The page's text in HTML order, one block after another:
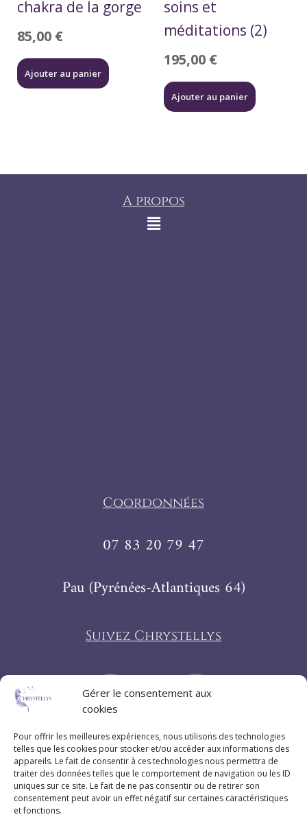
Gérer le consentement aux
cookies
Pour offrir les meilleures expériences, nous utilisons des technologies
telles que les cookies pour stocker et/ou accéder aux informations des
appareils. Le fait de consentir à ces technologies nous permettra de
traiter des données telles que le comportement de navigation ou les ID
uniques sur ce site. Le fait de ne pas consentir ou de retirer son
consentement peut avoir un effet négatif sur certaines caractéristiques
et fonctions.
chakra de la gorge
85,00 €
Ajouter au panier
soins et
méditations (2)
195,00 €
Ajouter au panier
A propos
Coordonnées
07 83 20 79 47
Pau (Pyrénées-Atlantiques 64)
Suivez Chrystellys